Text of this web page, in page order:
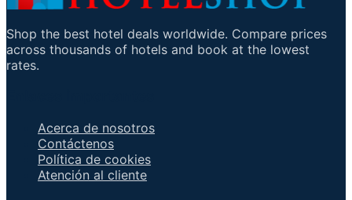
Shop the best hotel deals worldwide. Compare prices
across thousands of hotels and book at the lowest
rates.
Acerca de nosotros
Contáctenos
Política de cookies
Atención al cliente